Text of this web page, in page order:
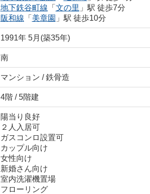
地下鉄谷町線 「 文の里 」駅 徒歩7分
阪和線 「 美章園 」駅 徒歩10分
1991年 5月(築35年)
南
マンション / 鉄骨造
4階 / 5階建
陽当り良好
２人入居可
ガスコンロ設置可
カップル向け
女性向け
新婚さん向け
室内洗濯機置場
フローリング